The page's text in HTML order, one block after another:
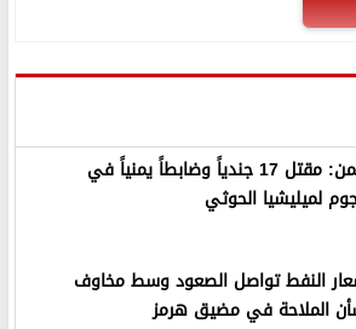
اليمن: مقتل 17 جندياً وضابطاً يمنياً في
لميليشيا الحوثي
النفط تواصل الصعود وسط مخاوف
الملاحة في مضيق هرمز